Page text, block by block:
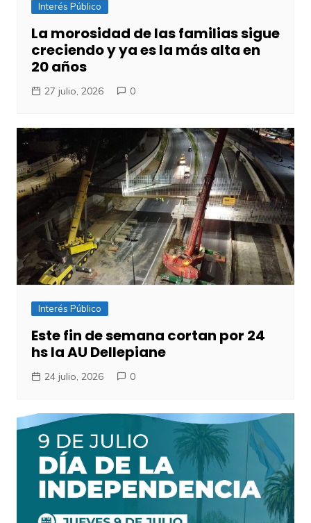
Interés Público
​La morosidad de las familias sigue
creciendo y ya es la más alta en
20 años
27 julio, 2026 0
Interés Público
Este fin de semana cortan por 24
hs la AU Dellepiane
24 julio, 2026 0